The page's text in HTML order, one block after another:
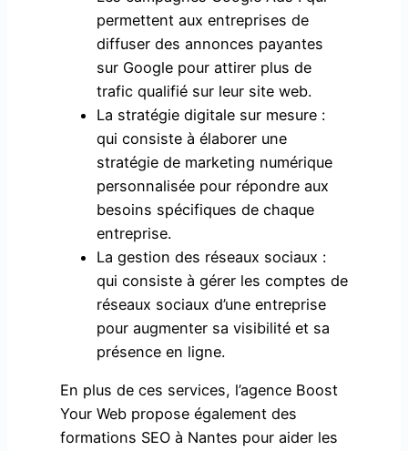
permettent aux entreprises de
diffuser des annonces payantes
sur Google pour attirer plus de
trafic qualifié sur leur site web.
La stratégie digitale sur mesure :
qui consiste à élaborer une
stratégie de marketing numérique
personnalisée pour répondre aux
besoins spécifiques de chaque
entreprise.
La gestion des réseaux sociaux :
qui consiste à gérer les comptes de
réseaux sociaux d’une entreprise
pour augmenter sa visibilité et sa
présence en ligne.
En plus de ces services, l’agence Boost
Your Web propose également des
formations SEO à Nantes pour aider les